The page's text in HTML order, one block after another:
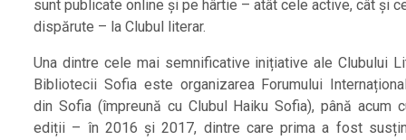
sunt publicate online și pe hârtie – atât cele active, cât și
dispărute – la Clubul literar.
Una dintre cele mai semnificative inițiative ale Clubului
Bibliotecii Sofia este organizarea Forumului
din Sofia (împreună cu Clubul Haiku Sofia), până acum
ediții – în 2016 și 2017, dintre care prima a fost